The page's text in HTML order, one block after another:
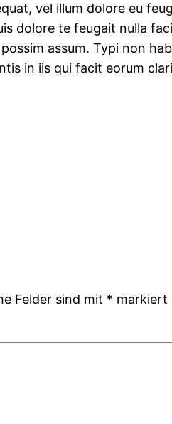
vel illum dolore eu
dolore te feugait nulla
assum. Typi non
in iis qui facit eorum
Felder sind mit * markiert